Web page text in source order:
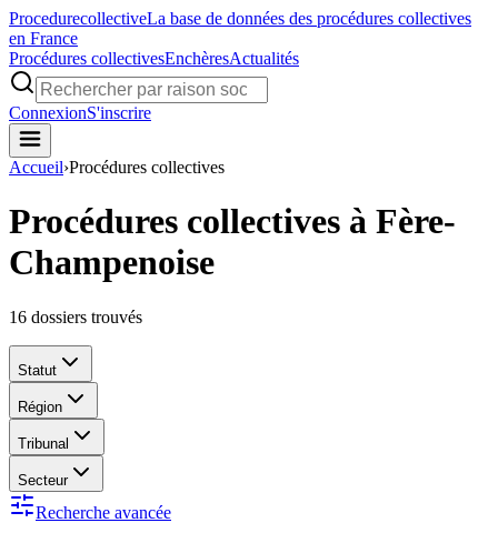
ProcedurecollectiveLa base de données des procédures collectives
en France
Procédures collectivesEnchèresActualités
ConnexionS'inscrire
Accueil›Procédures collectives
Procédures collectives à Fère-
Champenoise
16 dossiers trouvés
Statut
Région
Tribunal
Secteur
Recherche avancée